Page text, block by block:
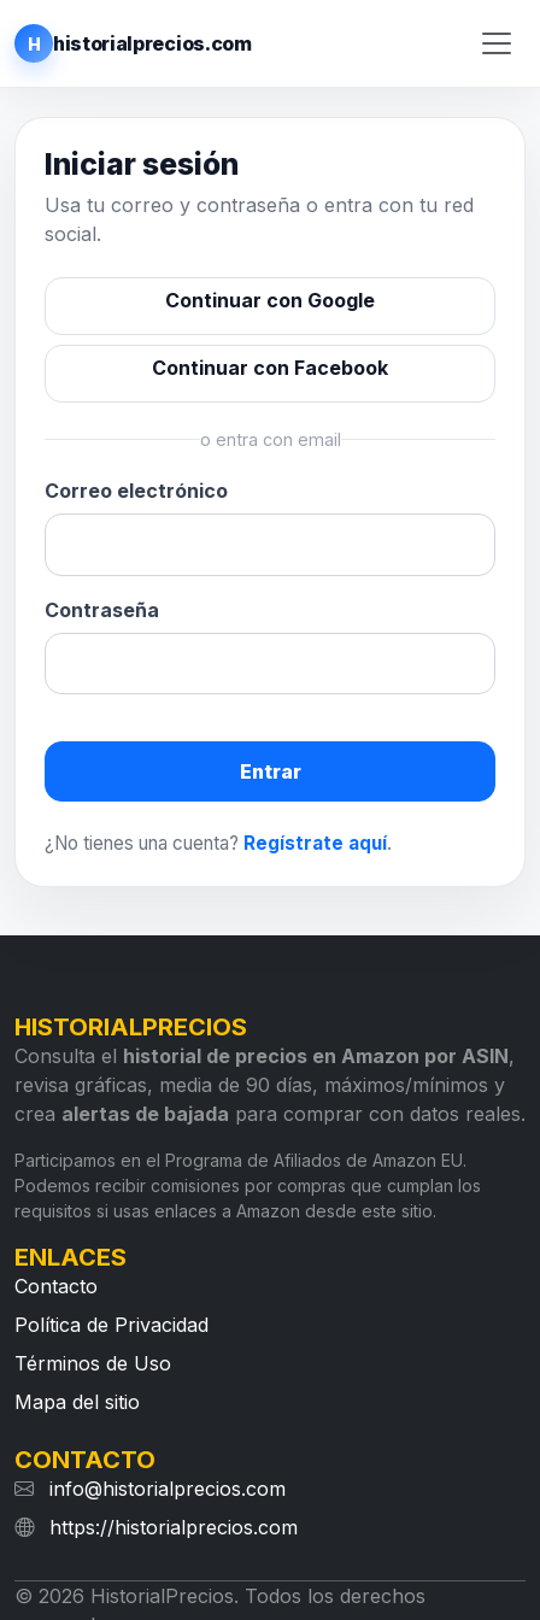
H historialprecios.com
Iniciar sesión
Usa tu correo y contraseña o entra con tu red
social.
Continuar con Google
Continuar con Facebook
o entra con email
Correo electrónico
Contraseña
Entrar
¿No tienes una cuenta? Regístrate aquí.
HISTORIALPRECIOS
Consulta el historial de precios en Amazon por ASIN,
revisa gráficas, media de 90 días, máximos/mínimos y
crea alertas de bajada para comprar con datos reales.
Participamos en el Programa de Afiliados de Amazon EU.
Podemos recibir comisiones por compras que cumplan los
requisitos si usas enlaces a Amazon desde este sitio.
ENLACES
Contacto
Política de Privacidad
Términos de Uso
Mapa del sitio
CONTACTO
info@historialprecios.com
https://historialprecios.com
© 2026 HistorialPrecios. Todos los derechos